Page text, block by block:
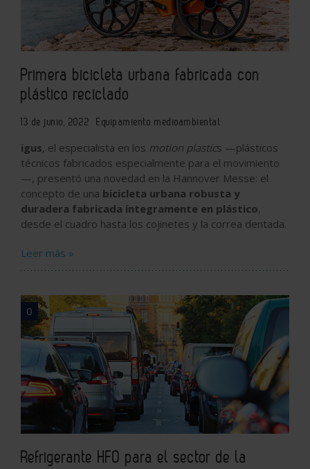
Primera bicicleta urbana fabricada con
plástico reciclado
13 de junio, 2022 Equipamiento medioambiental
igus, el especialista en los motion plastics —plásticos
técnicos fabricados especialmente para el movimiento
—, presentó una novedad en la Hannover Messe: el
concepto de una bicicleta urbana robusta y
duradera fabricada íntegramente en plástico,
desde el cuadro hasta los cojinetes y la correa dentada.
Leer más »
0
Refrigerante HFO para el sector de la